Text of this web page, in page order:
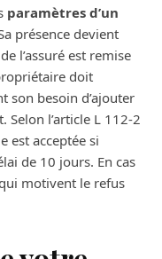
paramètres d’un
présence devient
l’assuré est remise
doit
son besoin d’ajouter
Selon l’article L 112-2
est acceptée si
de 10 jours. En cas
motivent le refus